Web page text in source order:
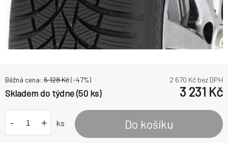
Běžná cena: 6 128Kč(-47%) 2 670 Kč bez DPH
Skladem do týdne (50 ks) 3 231 Kč
- + ks Do košíku